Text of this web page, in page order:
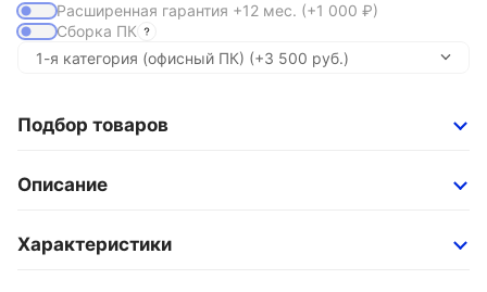
Расширенная гарантия +12 мес. (+1 000 ₽)
Сборка ПК
Подбор товаров
Описание
Характеристики